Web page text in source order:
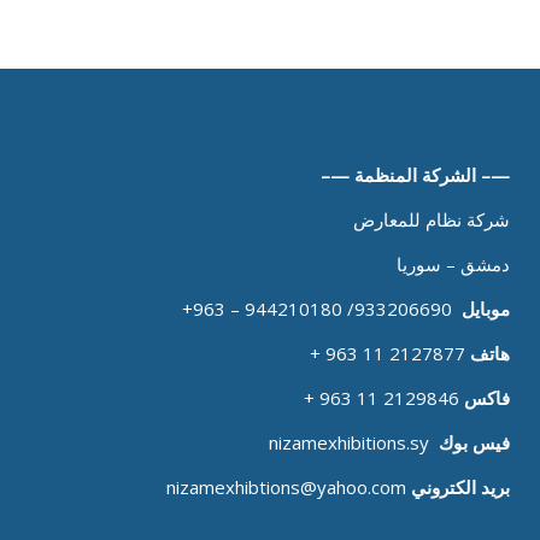
—– الشركة المنظمة —–
شركة نظام للمعارض
دمشق – سوريا
موبايل
هاتف 2127877 11 963 +
فاكس 2129846 11 963 +
فيس بوك nizamexhibitions.sy
بريد الكتروني